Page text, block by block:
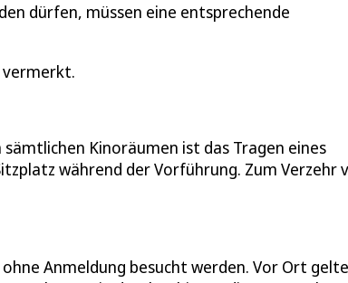
dürfen, müssen eine entsprechende
Kinoräumen ist das Tragen eines
während der Vorführung. Zum Verzehr
Anmeldung besucht werden. Vor Ort